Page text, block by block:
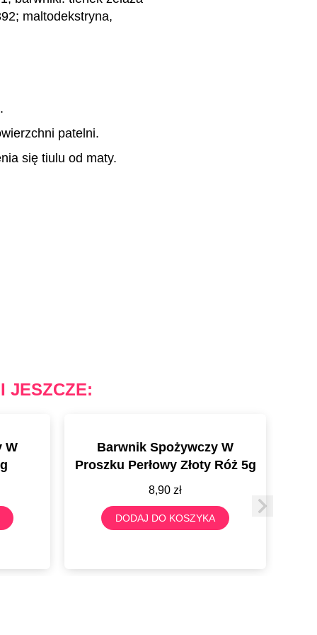
maltodekstryna,
patelni.
się tiulu od maty.
JESZCZE:
W
Barwnik Spożywczy W
Proszku Perłowy Złoty Róż 5g
8,90 zł
DODAJ DO KOSZYKA